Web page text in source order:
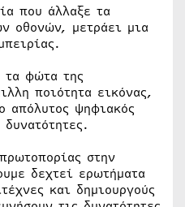
που άλλαξε τα
οθονών, μετράει μια
τα φώτα της
ποιότητα εικόνας,
απόλυτος ψηφιακός
στην
δεχτεί ερωτήματα
και δημιουργούς